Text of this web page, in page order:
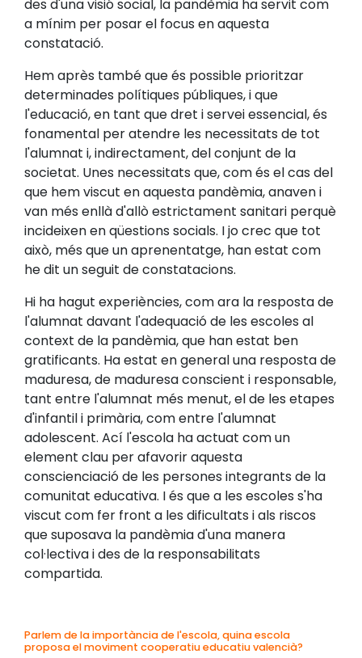
des d'una visió social, la pandèmia ha servit com
a mínim per posar el focus en aquesta
constatació.
Hem après també que és possible prioritzar
determinades polítiques públiques, i que
l'educació, en tant que dret i servei essencial, és
fonamental per atendre les necessitats de tot
l'alumnat i, indirectament, del conjunt de la
societat. Unes necessitats que, com és el cas del
que hem viscut en aquesta pandèmia, anaven i
van més enllà d'allò estrictament sanitari perquè
incideixen en qüestions socials. I jo crec que tot
això, més que un aprenentatge, han estat com
he dit un seguit de constatacions.
Hi ha hagut experiències, com ara la resposta de
l'alumnat davant l'adequació de les escoles al
context de la pandèmia, que han estat ben
gratificants. Ha estat en general una resposta de
maduresa, de maduresa conscient i responsable,
tant entre l'alumnat més menut, el de les etapes
d'infantil i primària, com entre l'alumnat
adolescent. Ací l'escola ha actuat com un
element clau per afavorir aquesta
conscienciació de les persones integrants de la
comunitat educativa. I és que a les escoles s'ha
viscut com fer front a les dificultats i als riscos
que suposava la pandèmia d'una manera
col·lectiva i des de la responsabilitats
compartida.
Parlem de la importància de l'escola, quina escola
proposa el moviment cooperatiu educatiu valencià?